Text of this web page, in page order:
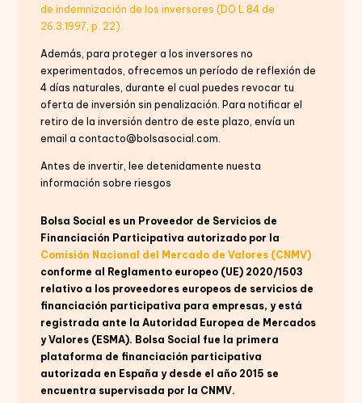
de indemnización de los inversores (DO L 84 de
26.3.1997, p. 22).
Además, para proteger a los inversores no
experimentados, ofrecemos un período de reflexión de
4 días naturales, durante el cual puedes revocar tu
oferta de inversión sin penalización. Para notificar el
retiro de la inversión dentro de este plazo, envía un
email a contacto@bolsasocial.com.
Antes de invertir, lee detenidamente nuesta
información sobre riesgos
Bolsa Social es un Proveedor de Servicios de
Financiación Participativa autorizado por la
Comisión Nacional del Mercado de Valores (CNMV)
conforme al Reglamento europeo (UE) 2020/1503
relativo a los proveedores europeos de servicios de
financiación participativa para empresas, y está
registrada ante la Autoridad Europea de Mercados
y Valores (ESMA). Bolsa Social fue la primera
plataforma de financiación participativa
autorizada en España y desde el año 2015 se
encuentra supervisada por la CNMV.